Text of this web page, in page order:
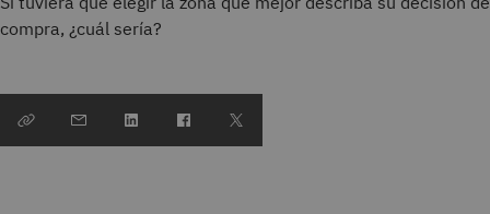
compra, ¿cuál sería?